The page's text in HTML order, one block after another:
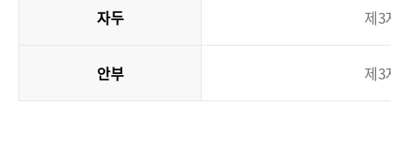
자두 제3자
안부 제3자